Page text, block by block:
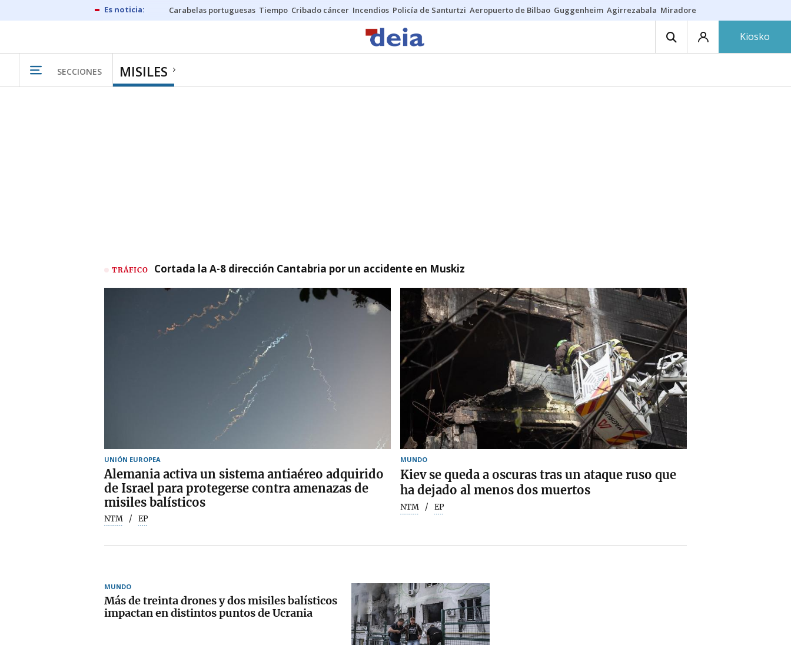
Carabelas portuguesas Tiempo Cribado cáncer Incendios Policía de Santurtzi Aeropuerto de Bilbao Guggenheim Agirrezabala Miradores en Bilbao
Kiosko
SECCIONES MISILES
TRÁFICO Cortada la A-8 dirección Cantabria por un accidente en Muskiz
UNIÓN EUROPEA
Alemania activa un sistema antiaéreo adquirido
de Israel para protegerse contra amenazas de
misiles balísticos
NTM EP
MUNDO
Kiev se queda a oscuras tras un ataque ruso que
ha dejado al menos dos muertos
NTM EP
MUNDO
Más de treinta drones y dos misiles balísticos
impactan en distintos puntos de Ucrania